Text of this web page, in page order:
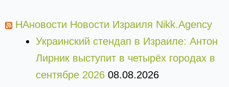
НАновости Новости Израиля Nikk.Agency
Украинский стендап в Израиле: Антон
Лирник выступит в четырёх городах в
сентябре 2026 08.08.2026